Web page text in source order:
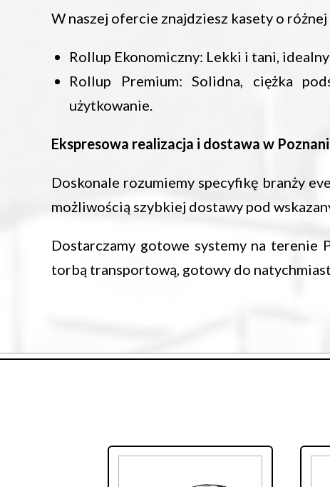
W naszej ofercie znajdziesz kasety o
Rollup Ekonomiczny: Lekki i tani,
Rollup Premium: Solidna, ciężka
użytkowanie.
Ekspresowa realizacja i dostawa w
Doskonale rozumiemy specyfikę branży
możliwością szybkiej dostawy pod
Dostarczamy gotowe systemy na terenie
torbą transportową, gotowy do